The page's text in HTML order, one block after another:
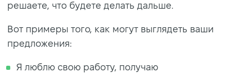
решаете, что будете делать дальше.
Вот примеры того, как могут выглядеть ваши
предложения:
Я люблю свою работу, получаю